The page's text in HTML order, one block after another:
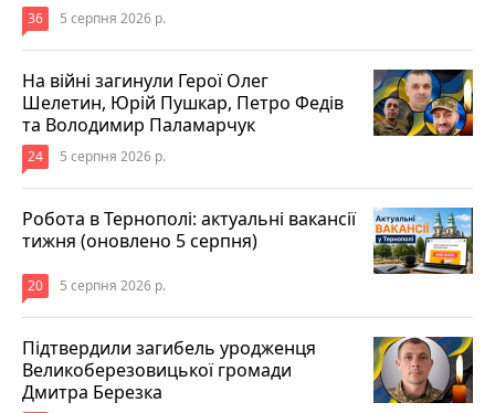
36 5 серпня 2026 р.
На війні загинули Герої Олег
Шелетин, Юрій Пушкар, Петро Федів
та Володимир Паламарчук
24 5 серпня 2026 р.
Робота в Тернополі: актуальні вакансії
тижня (оновлено 5 серпня)
20 5 серпня 2026 р.
Підтвердили загибель уродженця
Великоберезовицької громади
Дмитра Березка